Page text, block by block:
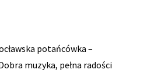
potańcówka –
muzyka, pełna radości